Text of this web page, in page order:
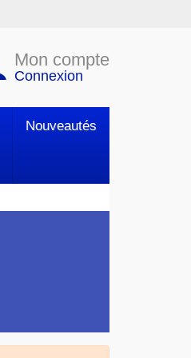
Mon compte
Connexion
Nouveautés